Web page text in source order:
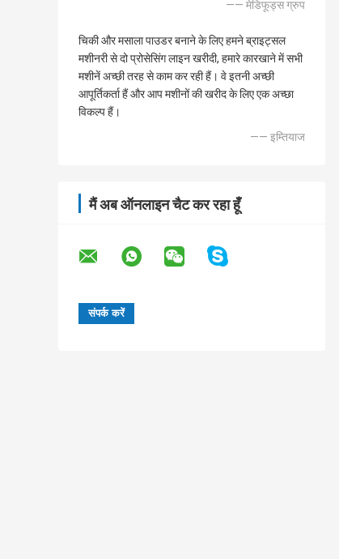
—— मेडिफूड्स ग्रुप
चिकी और मसाला पाउडर बनाने के लिए हमने ब्राइट्सल
मशीनरी से दो प्रोसेसिंग लाइन खरीदी, हमारे कारखाने में सभी
मशीनें अच्छी तरह से काम कर रही हैं। वे इतनी अच्छी
आपूर्तिकर्ता हैं और आप मशीनों की खरीद के लिए एक अच्छा
विकल्प हैं।
—— इम्तियाज
मैं अब ऑनलाइन चैट कर रहा हूँ